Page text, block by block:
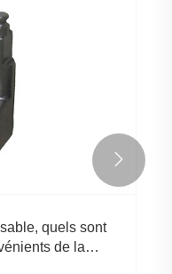
d'un fabricant
